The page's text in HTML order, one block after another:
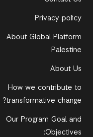
Privacy policy
About Global Platform
Palestine
About Us
How we contribute to
transformative change?
Our Program Goal and
Objectives: